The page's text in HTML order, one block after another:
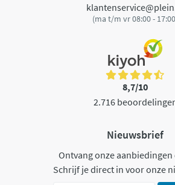
(ma t/m vr 08:00 -
8,7/10
2.716
Nieuwsbrief
Ontvang onze aanbiedingen
Schrijf je direct in voor onze